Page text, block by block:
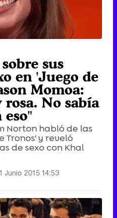
sus
en 'Juego de
Momoa:
rosa. No sabía
eso"
Norton habló de las
Tronos' y reveló
de sexo con Khal
Junio 2015 14:53